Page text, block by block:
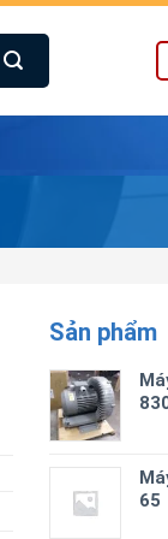
Sản phẩm
65